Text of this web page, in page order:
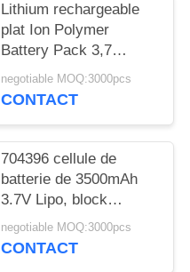
Lithium rechargeable
plat Ion Polymer
Battery Pack 3,7
V 4000mAh pour
Equipmen médical
negotiable MOQ:3000pcs
CONTACT
704396 cellule de
batterie de 3500mAh
3.7V Lipo, block
d'alimentation
électrique de polymère
negotiable MOQ:3000pcs
CONTACT